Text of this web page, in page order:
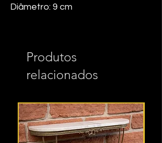
Diâmetro: 9 cm
Produtos
relacionados